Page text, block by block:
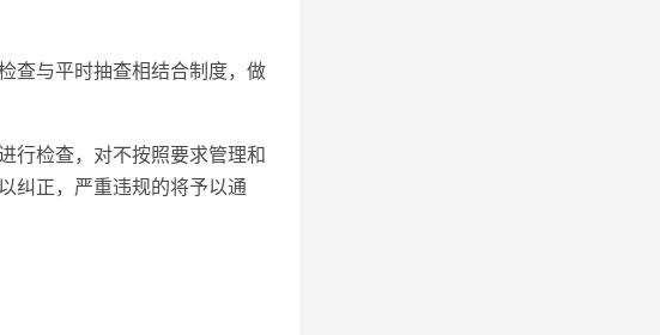
查与平时抽查相结合制度，做
行检查，对不按照要求管理和
纠正，严重违规的将予以通